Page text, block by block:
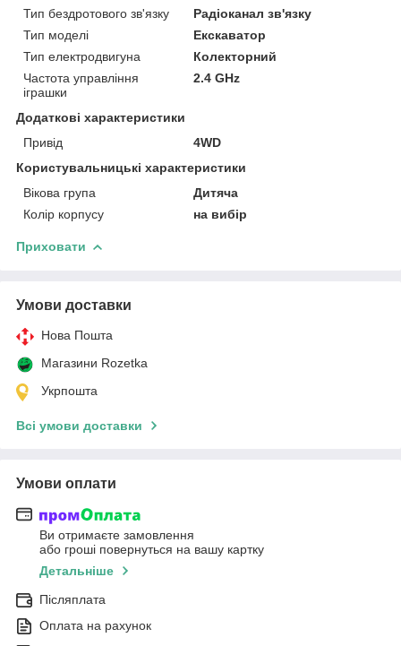
Тип бездротового зв'язку
Радіоканал зв'язку
Тип моделі
Екскаватор
Тип електродвигуна
Колекторний
Частота управління
іграшки
2.4 GHz
Додаткові характеристики
Привід
4WD
Користувальницькі характеристики
Вікова група
Дитяча
Колір корпусу
на вибір
Приховати
Умови доставки
Нова Пошта
Магазини Rozetka
Укрпошта
Всі умови доставки
Умови оплати
Ви отримаєте замовлення
або гроші повернуться на вашу картку
Детальніше
Післяплата
Оплата на рахунок